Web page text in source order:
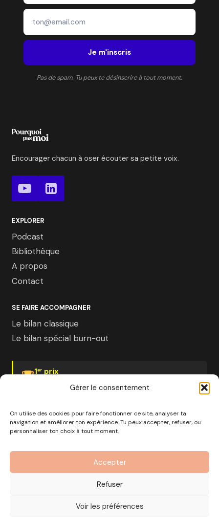
Gérer le consentement
On utilise des cookies pour faire fonctionner ce site, analyser ta
navigation et améliorer ton expérience. Tu peux accepter, refuser, ou
personnaliser ton choix à tout moment.
Accepter
Refuser
Voir les préférences
Je m'inscris
Pas de spam. Tu peux te désinscrire à tout moment.
Encourager chacun à oser écouter sa petite voix.
EXPLORER
Podcast
Bibliothèque
A propos
Contact
SE FAIRE ACCOMPAGNER
Le bilan classique
Le bilan spécial burn-out
1er prix
capital de 1000€ · RCS Marseille · SIRET
890 976 699 00037
OF n°93 13 18812 13 — Enregistré auprès du préfet de la
région Provence-Alpes-Côte d'Azur
Mentions LégalesPolitique de confidentialité